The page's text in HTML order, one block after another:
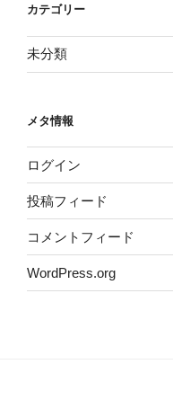
カテゴリー
未分類
メタ情報
ログイン
投稿フィード
コメントフィード
WordPress.org